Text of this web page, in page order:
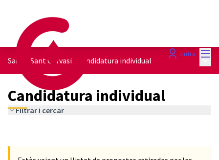
Entra
Sarrià-Sant Gervasi / Candidatura individual
Candidatura individual
Filtrar i cercar